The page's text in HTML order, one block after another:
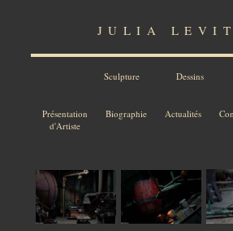
JULIA
Sculpture Dessins
Présentation
d'Artiste
Biographie Actualités